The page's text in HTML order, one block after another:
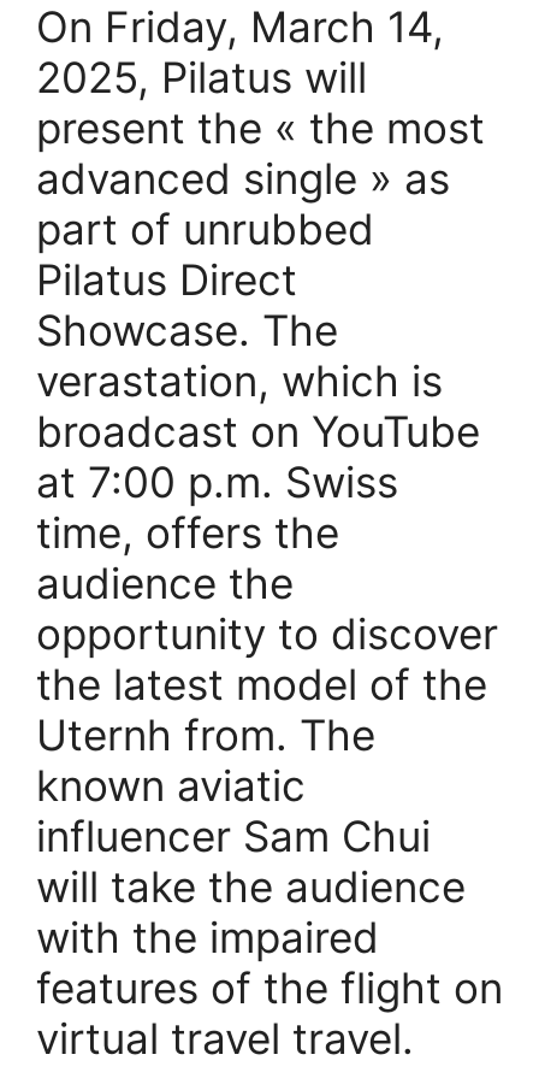
On Friday, March 14,
2025, Pilatus will
present the « the most
advanced single » as
part of unrubbed
Pilatus Direct
Showcase. The
verastation, which is
broadcast on YouTube
at 7:00 p.m. Swiss
time, offers the
audience the
opportunity to discover
the latest model of the
Uternh from. The
known aviatic
influencer Sam Chui
will take the audience
with the impaired
features of the flight on
virtual travel travel.